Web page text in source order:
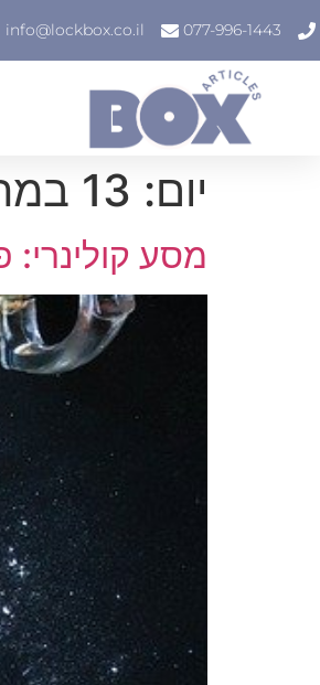
077-996-1443
info@lockbox.co.il
יום: 13 במרץ 2024
מסע קולינרי: